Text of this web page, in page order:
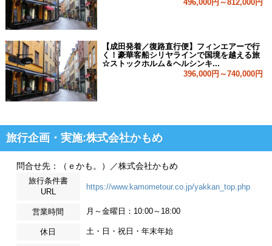
496,000円～812,000円
【成田発着／復路直行便】フィンエアーで行
く！豪華客船シリヤラインで国境を越える旅
☆ストックホルム＆ヘルシンキ...
396,000円～740,000円
旅行企画・実施:株式会社かもめ
問合せ先：（ｅかも。）／株式会社かもめ
旅行条件書
URL
https://www.kamometour.co.jp/yakkan_top.php
営業時間 月～金曜日：10:00～18:00
休日 土・日・祝日・年末年始